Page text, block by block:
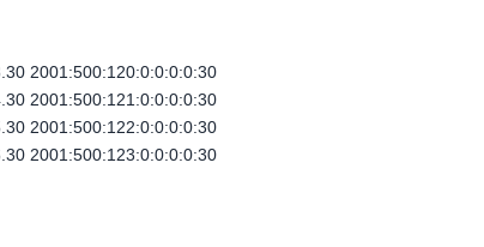
2001:500:120:0:0:0:0:30
2001:500:121:0:0:0:0:30
2001:500:122:0:0:0:0:30
2001:500:123:0:0:0:0:30